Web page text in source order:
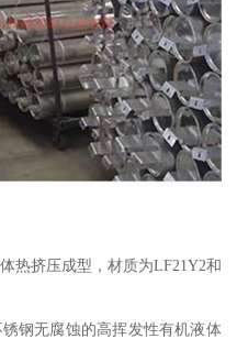
热挤压成型，材质为LF21Y2和
钢无腐蚀的高挥发性有机液体